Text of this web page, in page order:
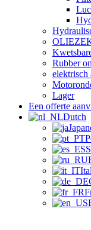
Rubber
elektrisch
Lager
Een offerte
Dutch